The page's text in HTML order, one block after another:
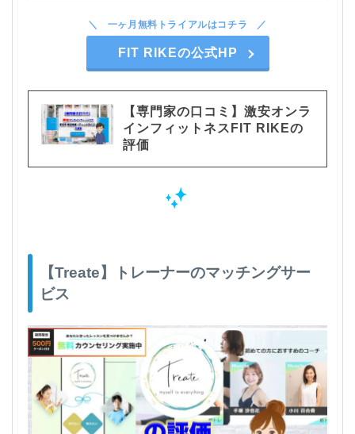
一ヶ月無料トライアルはコチラ
FIT RIKEの公式HP
【専門家の口コミ】激安オンラ
インフィットネスFIT RIKEの
評価
【Treate】トレーナーのマッチングサー
ビス